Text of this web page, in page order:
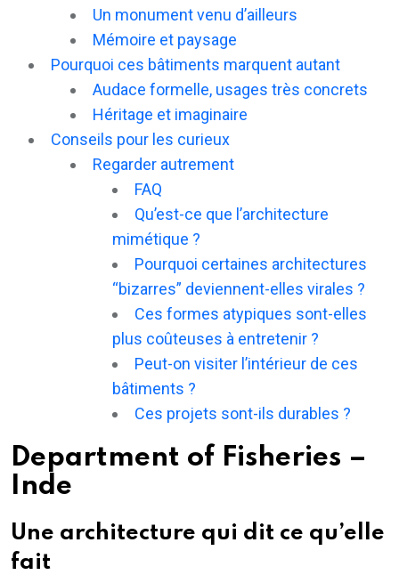
Un monument venu d’ailleurs
Mémoire et paysage
Pourquoi ces bâtiments marquent autant
Audace formelle, usages très concrets
Héritage et imaginaire
Conseils pour les curieux
Regarder autrement
FAQ
Qu’est-ce que l’architecture
mimétique ?
Pourquoi certaines architectures
“bizarres” deviennent-elles virales ?
Ces formes atypiques sont-elles
plus coûteuses à entretenir ?
Peut-on visiter l’intérieur de ces
bâtiments ?
Ces projets sont-ils durables ?
Department of Fisheries –
Inde
Une architecture qui dit ce qu’elle
fait